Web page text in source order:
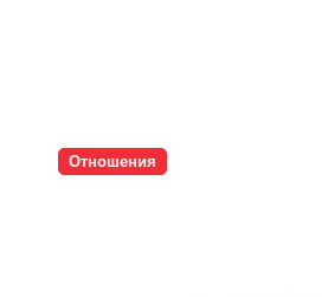
Отношения